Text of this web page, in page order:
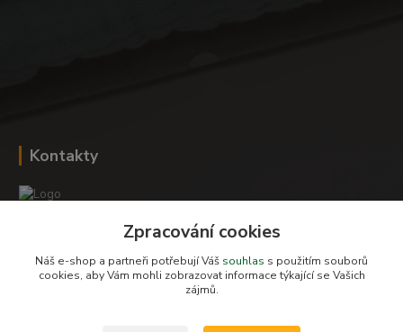
Kontakty
+420 604 278 943
obchod-detskysvet@seznam.cz
Zpracování cookies
Náš e-shop a partneři potřebují Váš souhlas s použitím souborů
cookies, aby Vám mohli zobrazovat informace týkající se Vašich
zájmů.